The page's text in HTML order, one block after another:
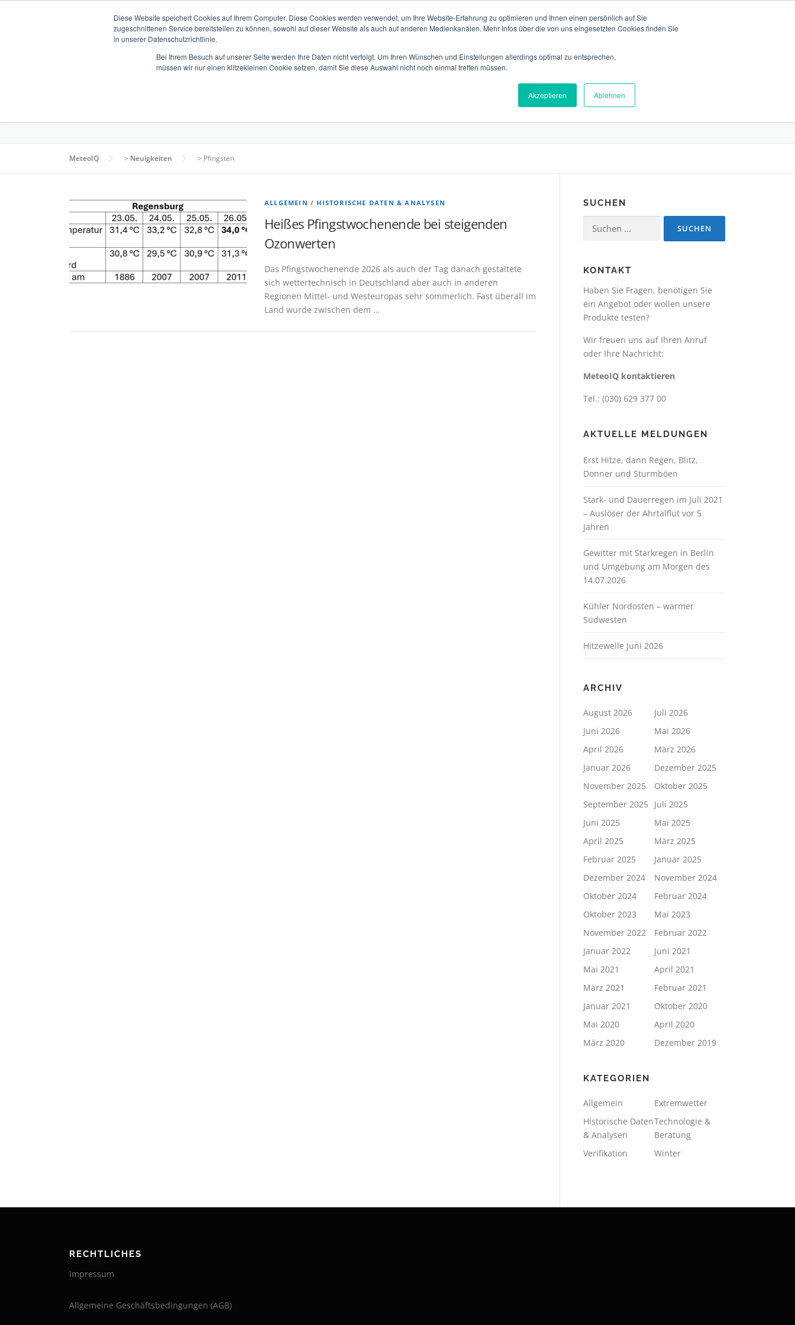
Diese Website speichert Cookies auf Ihrem Computer. Diese Cookies werden verwendet, um Ihre Website-Erfahrung zu optimieren und Ihnen einen persönlich auf Sie
zugeschnittenen Service bereitstellen zu können, sowohl auf dieser Website als auch auf anderen Medienkanälen. Mehr Infos über die von uns eingesetzten Cookies finden Sie
in unserer Datenschutzrichtlinie.
Bei Ihrem Besuch auf unserer Seite werden Ihre Daten nicht verfolgt. Um Ihren Wünschen und Einstellungen allerdings optimal zu entsprechen,
müssen wir nur einen klitzekleinen Cookie setzen, damit Sie diese Auswahl nicht noch einmal treffen müssen.
Akzeptieren Ablehnen
ÜBER UNS VERSICHERUNGEN VERIFIKATION TECHNOLGIE
MeteoIQ > Neuigkeiten > Pfingsten
ALLGEMEIN / HISTORISCHE DATEN & ANALYSEN
Heißes Pfingstwochenende bei steigenden
Ozonwerten
Das Pfingstwochenende 2026 als auch der Tag danach gestaltete
sich wettertechnisch in Deutschland aber auch in anderen
Regionen Mittel- und Westeuropas sehr sommerlich. Fast überall im
Land wurde zwischen dem …
SUCHEN
Suchen
nach:
KONTAKT
Haben Sie Fragen, benötigen Sie
ein Angebot oder wollen unsere
Produkte testen?
Wir freuen uns auf Ihren Anruf
oder Ihre Nachricht:
MeteoIQ kontaktieren
Tel.: (030) 629 377 00
AKTUELLE MELDUNGEN
Erst Hitze, dann Regen, Blitz,
Donner und Sturmböen
Stark- und Dauerregen im Juli 2021
– Auslöser der Ahrtalflut vor 5
Jahren
Gewitter mit Starkregen in Berlin
und Umgebung am Morgen des
14.07.2026
Kühler Nordosten – warmer
Südwesten
Hitzewelle Juni 2026
ARCHIV
August 2026
Juli 2026
Juni 2026
Mai 2026
April 2026
März 2026
Januar 2026
Dezember 2025
November 2025
Oktober 2025
September 2025
Juli 2025
Juni 2025
Mai 2025
April 2025
März 2025
Februar 2025
Januar 2025
Dezember 2024
November 2024
Oktober 2024
Februar 2024
Oktober 2023
Mai 2023
November 2022
Februar 2022
Januar 2022
Juni 2021
Mai 2021
April 2021
März 2021
Februar 2021
Januar 2021
Oktober 2020
Mai 2020
April 2020
März 2020
Dezember 2019
KATEGORIEN
Allgemein
Extremwetter
Historische Daten
& Analysen
Technologie &
Beratung
Verifikation
Winter
RECHTLICHES
Impressum
Allgemeine Geschäftsbedingungen (AGB)